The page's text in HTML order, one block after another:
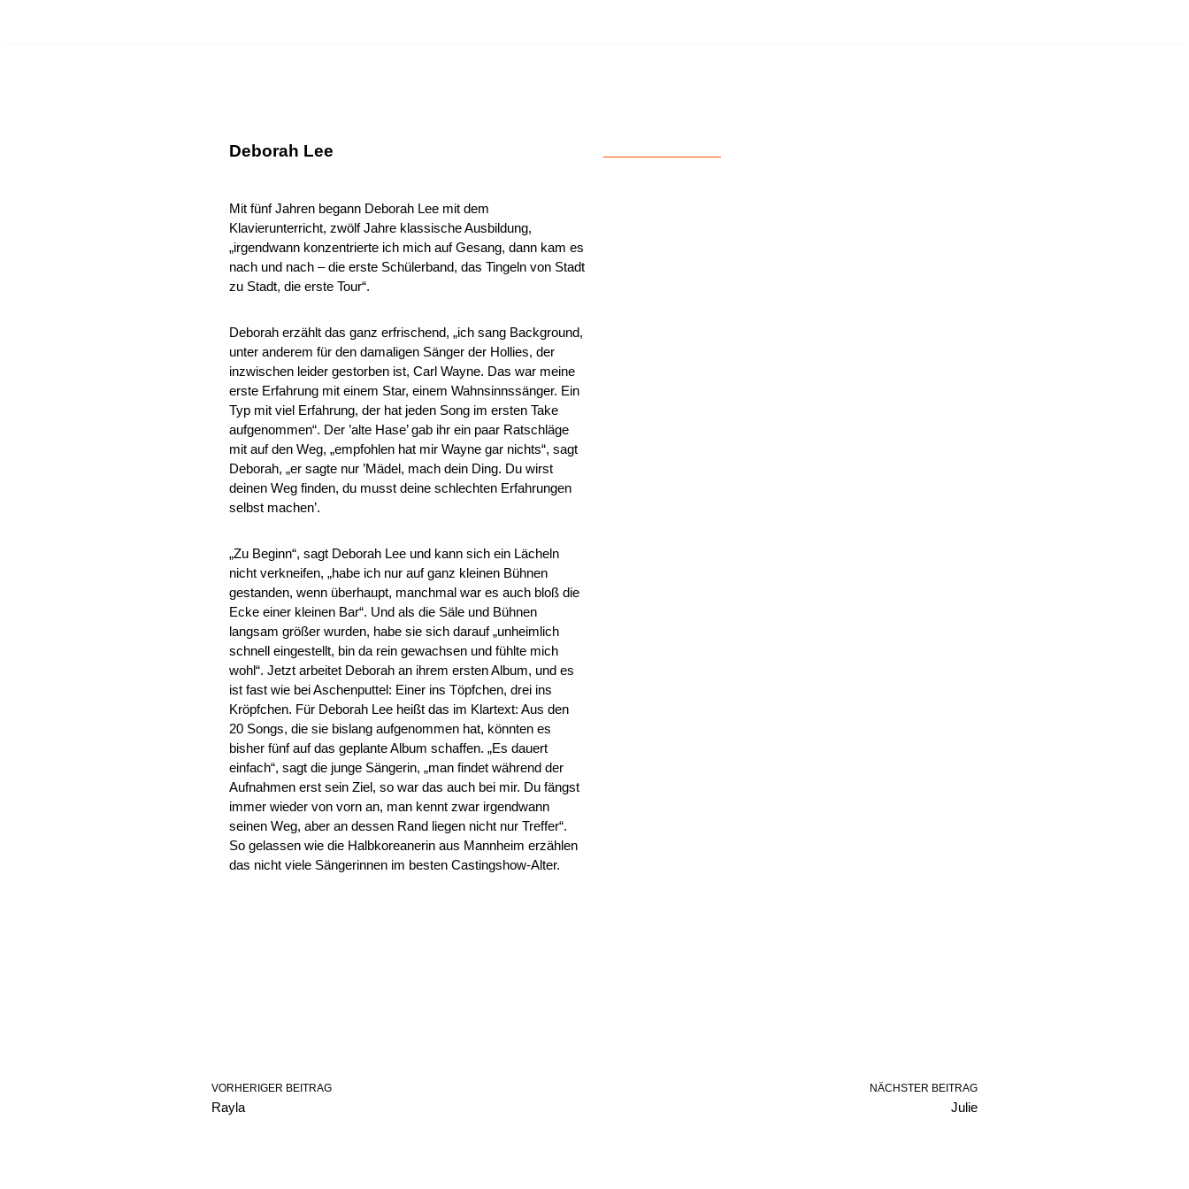
Deborah Lee
Mit fünf Jahren begann Deborah Lee mit dem
Klavierunterricht, zwölf Jahre klassische Ausbildung,
„irgendwann konzentrierte ich mich auf Gesang, dann kam es
nach und nach – die erste Schülerband, das Tingeln von Stadt
zu Stadt, die erste Tour“.
Deborah erzählt das ganz erfrischend, „ich sang Background,
unter anderem für den damaligen Sänger der Hollies, der
inzwischen leider gestorben ist, Carl Wayne. Das war meine
erste Erfahrung mit einem Star, einem Wahnsinnssänger. Ein
Typ mit viel Erfahrung, der hat jeden Song im ersten Take
aufgenommen“. Der ’alte Hase’ gab ihr ein paar Ratschläge
mit auf den Weg, „empfohlen hat mir Wayne gar nichts“, sagt
Deborah, „er sagte nur ’Mädel, mach dein Ding. Du wirst
deinen Weg finden, du musst deine schlechten Erfahrungen
selbst machen’.
„Zu Beginn“, sagt Deborah Lee und kann sich ein Lächeln
nicht verkneifen, „habe ich nur auf ganz kleinen Bühnen
gestanden, wenn überhaupt, manchmal war es auch bloß die
Ecke einer kleinen Bar“. Und als die Säle und Bühnen
langsam größer wurden, habe sie sich darauf „unheimlich
schnell eingestellt, bin da rein gewachsen und fühlte mich
wohl“. Jetzt arbeitet Deborah an ihrem ersten Album, und es
ist fast wie bei Aschenputtel: Einer ins Töpfchen, drei ins
Kröpfchen. Für Deborah Lee heißt das im Klartext: Aus den
20 Songs, die sie bislang aufgenommen hat, könnten es
bisher fünf auf das geplante Album schaffen. „Es dauert
einfach“, sagt die junge Sängerin, „man findet während der
Aufnahmen erst sein Ziel, so war das auch bei mir. Du fängst
immer wieder von vorn an, man kennt zwar irgendwann
seinen Weg, aber an dessen Rand liegen nicht nur Treffer“.
So gelassen wie die Halbkoreanerin aus Mannheim erzählen
das nicht viele Sängerinnen im besten Castingshow-Alter.
VORHERIGER BEITRAG
Rayla
NÄCHSTER BEITRAG
Julie